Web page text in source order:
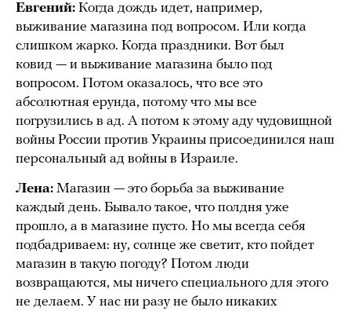
Евгений: Когда дождь идет, например,
выживание магазина под вопросом. Или когда
слишком жарко. Когда праздники. Вот был
ковид — и выживание магазина было под
вопросом. Потом оказалось, что все это
абсолютная ерунда, потому что мы все
погрузились в ад. А потом к этому аду чудовищной
войны России против Украины присоединился наш
персональный ад войны в Израиле.
Лена: Магазин — это борьба за выживание
каждый день. Бывало такое, что полдня уже
прошло, а в магазине пусто. Но мы всегда себя
подбадриваем: ну, солнце же светит, кто пойдет
магазин в такую погоду? Потом люди
возвращаются, мы ничего специального для этого
не делаем. У нас ни разу не было никаких